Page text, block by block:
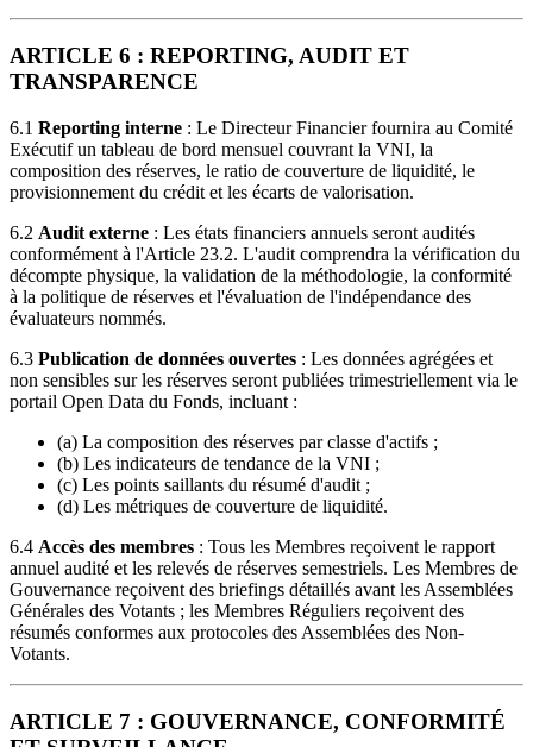
ARTICLE 6 : REPORTING, AUDIT ET
TRANSPARENCE
6.1 Reporting interne : Le Directeur Financier fournira au Comité
Exécutif un tableau de bord mensuel couvrant la VNI, la
composition des réserves, le ratio de couverture de liquidité, le
provisionnement du crédit et les écarts de valorisation.
6.2 Audit externe : Les états financiers annuels seront audités
conformément à l'Article 23.2. L'audit comprendra la vérification du
décompte physique, la validation de la méthodologie, la conformité
à la politique de réserves et l'évaluation de l'indépendance des
évaluateurs nommés.
6.3 Publication de données ouvertes : Les données agrégées et
non sensibles sur les réserves seront publiées trimestriellement via le
portail Open Data du Fonds, incluant :
(a) La composition des réserves par classe d'actifs ;
(b) Les indicateurs de tendance de la VNI ;
(c) Les points saillants du résumé d'audit ;
(d) Les métriques de couverture de liquidité.
6.4 Accès des membres : Tous les Membres reçoivent le rapport
annuel audité et les relevés de réserves semestriels. Les Membres de
Gouvernance reçoivent des briefings détaillés avant les Assemblées
Générales des Votants ; les Membres Réguliers reçoivent des
résumés conformes aux protocoles des Assemblées des Non-
Votants.
ARTICLE 7 : GOUVERNANCE, CONFORMITÉ